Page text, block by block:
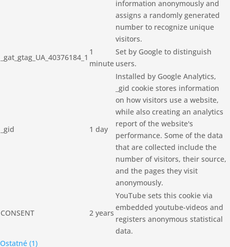
information anonymously and
assigns a randomly generated
number to recognize unique
visitors.
_gat_gtag_UA_40376184_1
1
minute
Set by Google to distinguish
users.
_gid 1 day
Installed by Google Analytics,
_gid cookie stores information
on how visitors use a website,
while also creating an analytics
report of the website's
performance. Some of the data
that are collected include the
number of visitors, their source,
and the pages they visit
anonymously.
CONSENT 2 years
YouTube sets this cookie via
embedded youtube-videos and
registers anonymous statistical
data.
Ostatné (1)